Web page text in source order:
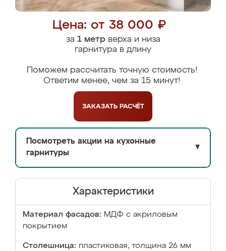
Цена: от 38 000 ₽
за 1 метрверха и низа
гарнитура в длину
Поможем рассчитать точную стоимость!
Ответим менее, чем за 15 минут!
ЗАКАЗАТЬ РАСЧЁТ
Посмотреть акции на кухонные
гарнитуры
▼
Характеристики
Материал фасадов: МДФ с акриловым
покрытием
Столешница: пластиковая, толщина 26 мм